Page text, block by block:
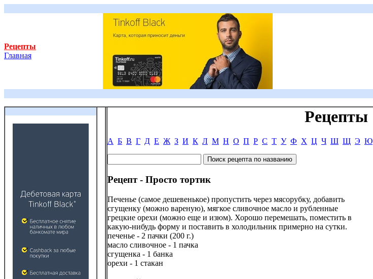
Рецепты
Главная
Рецепты
А Б В Г Д Е Ж З И К Л М Н О П Р С Т У Ф Х Ц Ч Ш Щ Э Ю
Рецепт - Просто тортик
Печенье (самое дешевенькое) пропустить через мясорубку, добавить
сгущенку (можно вареную), мягкое сливочное масло и рубленные
грецкие орехи (можно еще и изюм). Хорошо перемешать, поместить в
какую-нибудь форму и поставить в холодильник примерно на сутки.
печенье - 2 пачки (200 г.)
масло сливочное - 1 пачка
сгущенка - 1 банка
орехи - 1 стакан